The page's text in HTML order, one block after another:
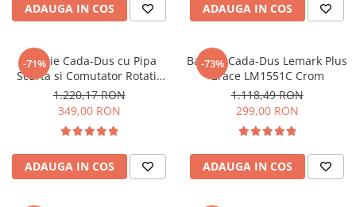
ADAUGA IN COS ADAUGA IN COS
-71%
Baterie Cada-Dus cu Pipa
Scurta si Comutator Rotativ
Lemark Plus Grace LM1512C
Crom
1.220,17 RON
349,00 RON
ADAUGA IN COS
-73%
Baterie Cada-Dus Lemark Plus
Grace LM1551C Crom
1.118,49 RON
299,00 RON
ADAUGA IN COS